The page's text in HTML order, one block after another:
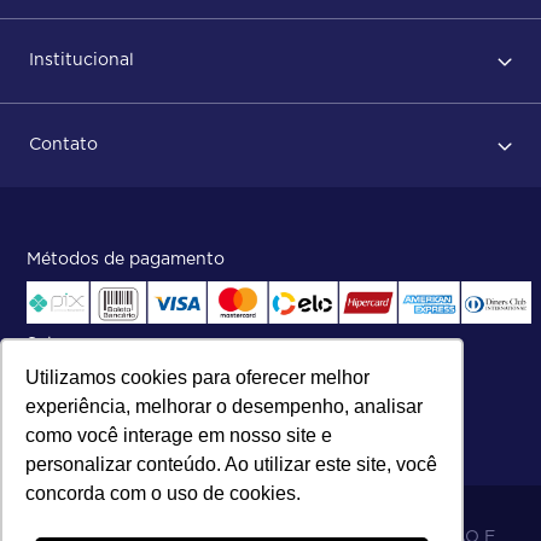
Utilizamos cookies para oferecer melhor
experiência, melhorar o desempenho, analisar
como você interage em nosso site e
personalizar conteúdo. Ao utilizar este site, você
concorda com o uso de cookies.
Após conclusão do pedido
Status do pedido e acompanhamento da entrega
Institucional
ISO
Contato
Central de atendimento:
Telefone:(27) 2121-9000
Segunda a Sexta das 8h às 17h30
Métodos de pagamento
Selos
06.698.001/0002-19 - MB 5 COMÉRCIO IMPORTAÇÃO E